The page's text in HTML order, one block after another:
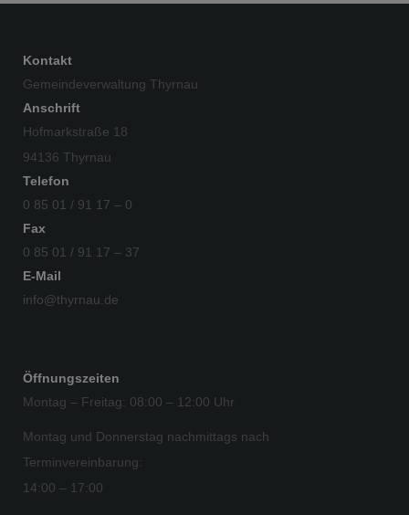
Kontakt
Gemeindeverwaltung Thyrnau
Anschrift
Hofmarkstraße 18
94136 Thyrnau
Telefon
0 85 01 / 91 17 – 0
Fax
0 85 01 / 91 17 – 37
E-Mail
info@thyrnau.de
Öffnungszeiten
Montag – Freitag: 08:00 – 12:00 Uhr
Montag und Donnerstag nachmittags nach
Terminvereinbarung:
14:00 – 17:00